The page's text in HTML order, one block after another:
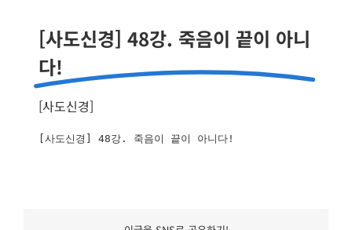
[사도신경] 48강. 죽음이 끝이 아니
다!
[사도신경]